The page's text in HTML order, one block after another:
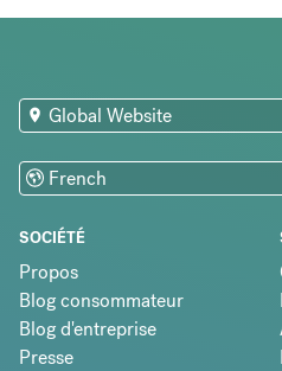
SOCIÉTÉ
Propos
Blog consommateur
Blog d'entreprise
Presse